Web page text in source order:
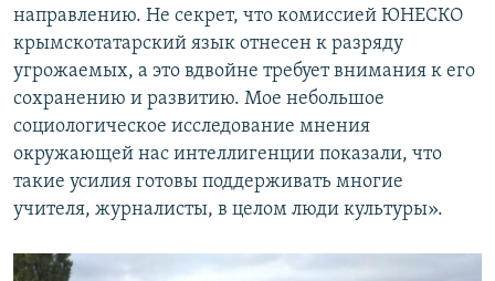
направлению. Не секрет, что комиссией ЮНЕСКО
крымскотатарский язык отнесен к разряду
угрожаемых, а это вдвойне требует внимания к его
сохранению и развитию. Мое небольшое
социологическое исследование мнения
окружающей нас интеллигенции показали, что
такие усилия готовы поддерживать многие
учителя, журналисты, в целом люди культуры».